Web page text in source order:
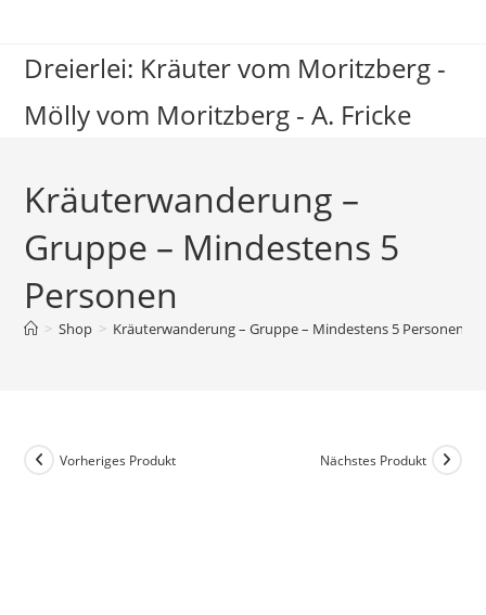
springen
Dreierlei: Kräuter vom Moritzberg -
Mölly vom Moritzberg - A. Fricke
Kräuterwanderung –
Gruppe – Mindestens 5
Personen
> Shop > Kräuterwanderung – Gruppe – Mindestens 5 Personen
Vorheriges Produkt Nächstes Produkt